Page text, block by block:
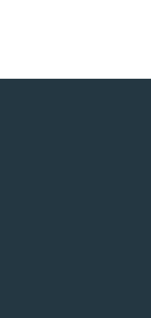
NEGRO 3 PIEZAS (RL-401-3-BLACK)